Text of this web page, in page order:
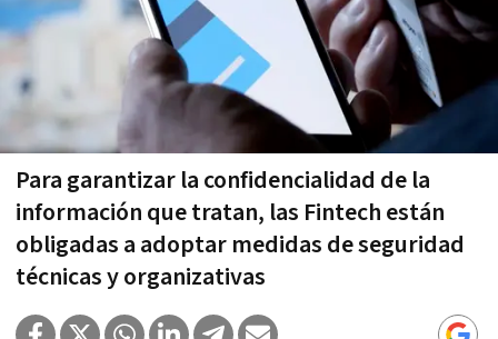
Para garantizar la confidencialidad de la
información que tratan, las Fintech están
obligadas a adoptar medidas de seguridad
técnicas y organizativas